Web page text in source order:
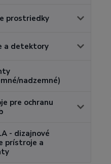
prostriedky
a detektory
nadzemné)
pre ochranu
- dizajnové
prístroje a